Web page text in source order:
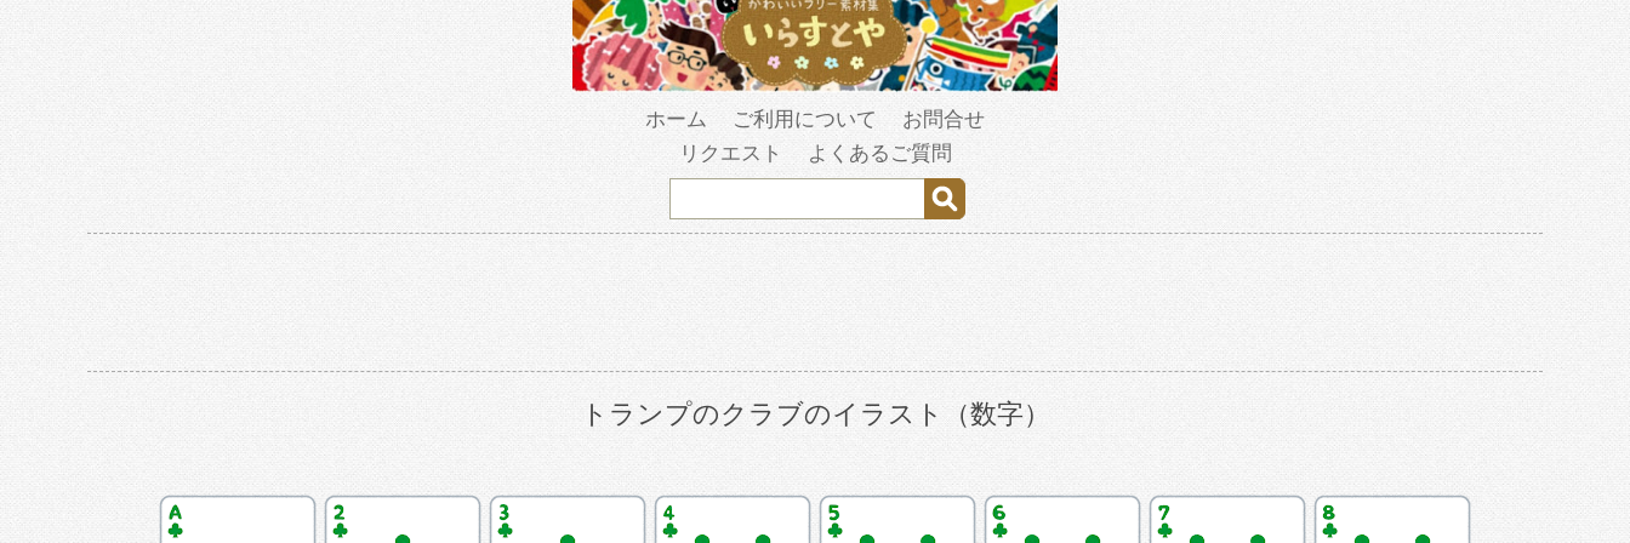
ホーム ご利用について
お問合せ
リクエスト
よくあるご質問
トランプのクラブのイラスト（数字）